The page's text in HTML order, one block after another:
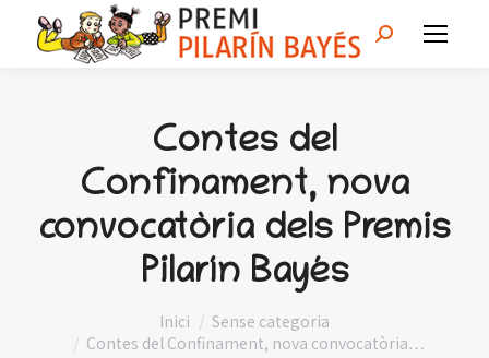
Search:
Contes del
Confinament, nova
convocatòria dels Premis
Pilarín Bayés
Inici
Sense categoria
Contes del Confinament, nova convocatòria…